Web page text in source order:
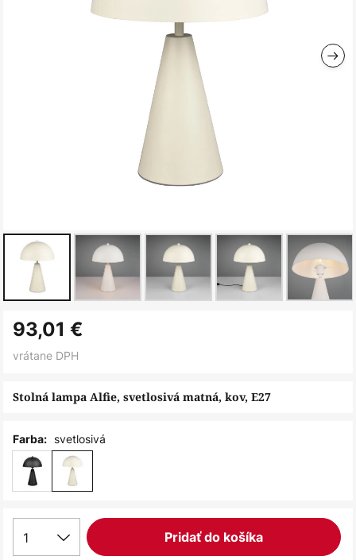
na
začiatok
obrázkov
Stolná lampa Alfie, svetlosivá matná, kov, E27
93,01 €
vrátane DPH
Farba: svetlosivá
1 Pridať do košíka